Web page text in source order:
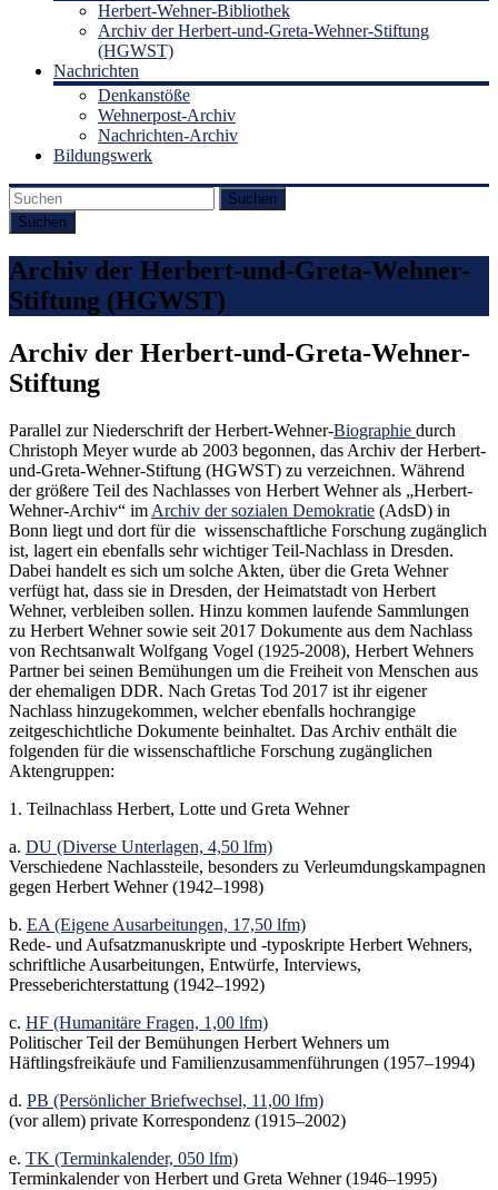
Herbert-Wehner-Bibliothek
Archiv der Herbert-und-Greta-Wehner-Stiftung
(HGWST)
Nachrichten
Denkanstöße
Wehnerpost-Archiv
Nachrichten-Archiv
Bildungswerk
Suchen
Archiv der Herbert-und-Greta-Wehner-
Stiftung (HGWST)
Archiv der Herbert-und-Greta-Wehner-
Stiftung
Parallel zur Niederschrift der Herbert-Wehner-Biographie durch
Christoph Meyer wurde ab 2003 begonnen, das Archiv der Herbert-
und-Greta-Wehner-Stiftung (HGWST) zu verzeichnen. Während
der größere Teil des Nachlasses von Herbert Wehner als „Herbert-
Wehner-Archiv“ im Archiv der sozialen Demokratie (AdsD) in
Bonn liegt und dort für die wissenschaftliche Forschung zugänglich
ist, lagert ein ebenfalls sehr wichtiger Teil-Nachlass in Dresden.
Dabei handelt es sich um solche Akten, über die Greta Wehner
verfügt hat, dass sie in Dresden, der Heimatstadt von Herbert
Wehner, verbleiben sollen. Hinzu kommen laufende Sammlungen
zu Herbert Wehner sowie seit 2017 Dokumente aus dem Nachlass
von Rechtsanwalt Wolfgang Vogel (1925-2008), Herbert Wehners
Partner bei seinen Bemühungen um die Freiheit von Menschen aus
der ehemaligen DDR. Nach Gretas Tod 2017 ist ihr eigener
Nachlass hinzugekommen, welcher ebenfalls hochrangige
zeitgeschichtliche Dokumente beinhaltet. Das Archiv enthält die
folgenden für die wissenschaftliche Forschung zugänglichen
Aktengruppen:
1. Teilnachlass Herbert, Lotte und Greta Wehner
a. DU (Diverse Unterlagen, 4,50 lfm)
Verschiedene Nachlassteile, besonders zu Verleumdungskampagnen
gegen Herbert Wehner (1942–1998)
b. EA (Eigene Ausarbeitungen, 17,50 lfm)
Rede- und Aufsatzmanuskripte und -typoskripte Herbert Wehners,
schriftliche Ausarbeitungen, Entwürfe, Interviews,
Presseberichterstattung (1942–1992)
c. HF (Humanitäre Fragen, 1,00 lfm)
Politischer Teil der Bemühungen Herbert Wehners um
Häftlingsfreikäufe und Familienzusammenführungen (1957–1994)
d. PB (Persönlicher Briefwechsel, 11,00 lfm)
(vor allem) private Korrespondenz (1915–2002)
e. TK (Terminkalender, 050 lfm)
Terminkalender von Herbert und Greta Wehner (1946–1995)